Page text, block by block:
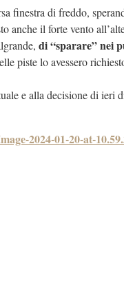
finestra di freddo,
anche il forte vento
di “sparare” nei
piste lo avessero
e alla decisione di ieri